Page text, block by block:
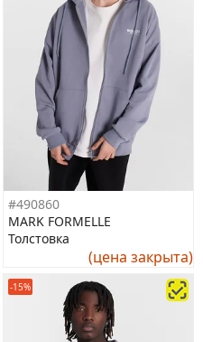
#490860
MARK FORMELLE
Толстовка
(цена закрыта)
-15%